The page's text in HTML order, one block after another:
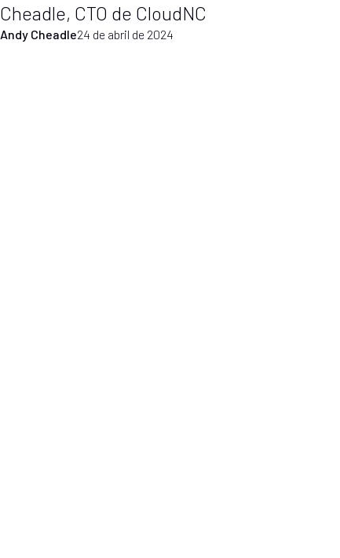
Cheadle, CTO de CloudNC
Andy Cheadle24 de abril de 2024